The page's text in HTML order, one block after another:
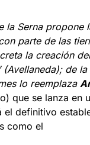
la Serna propone
parte de las
la crea­ción
(Avellaneda); de
lo reemplaza
que se lanza en
el definitivo
como el